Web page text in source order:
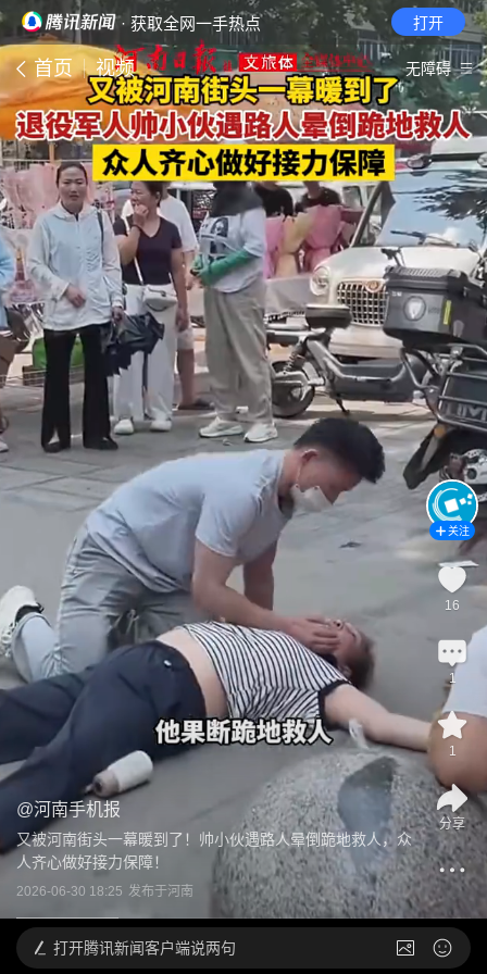
· 获取全网一手热点 打开
首页 视频 无障碍
@河南手机报
又被河南街头一幕暖到了！帅小伙遇路人晕倒跪地救人，众
人齐心做好接力保障！
2026-06-30 18:25 发布于河南
关注
16
1
1
分享
打开腾讯新闻客户端说两句